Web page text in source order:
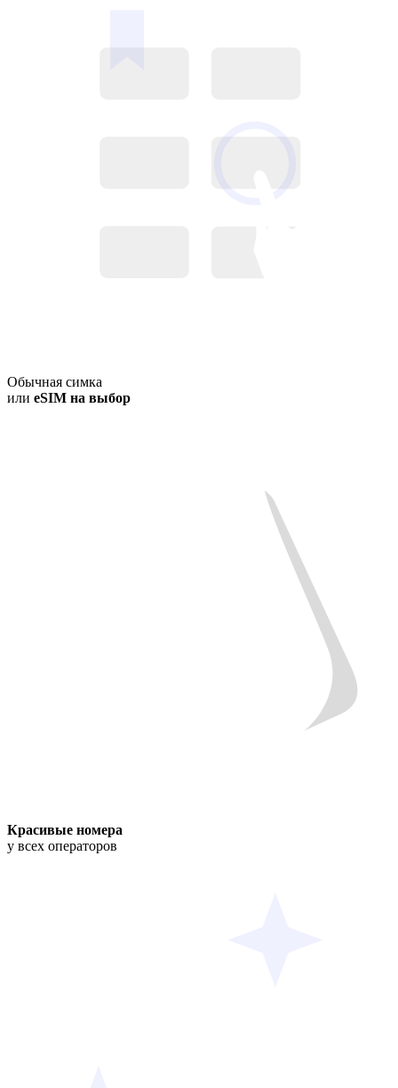
Обычная симка
или eSIM на выбор
Красивые номера
у всех операторов